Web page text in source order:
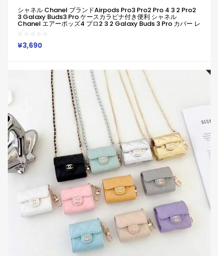
シャネル Chanel ブランドairpods Pro3 Pro2 Pro 4 3 2 Pro2
3 Galaxy Buds3 Pro ケースカラビナ付き便利 シャネル
Chanel エアーポッズ4 プロ2 3 2 Galaxy Buds 3 Pro カバー レ
ディースメンズ 耐衝撃 シャネル Chanel エアーポッズ プロ 2
Airpods 2 3 4 Pro2 Galaxy Buds 2 Buds 2 Pro Galaxy Buds
Liveケース 用
¥3,690